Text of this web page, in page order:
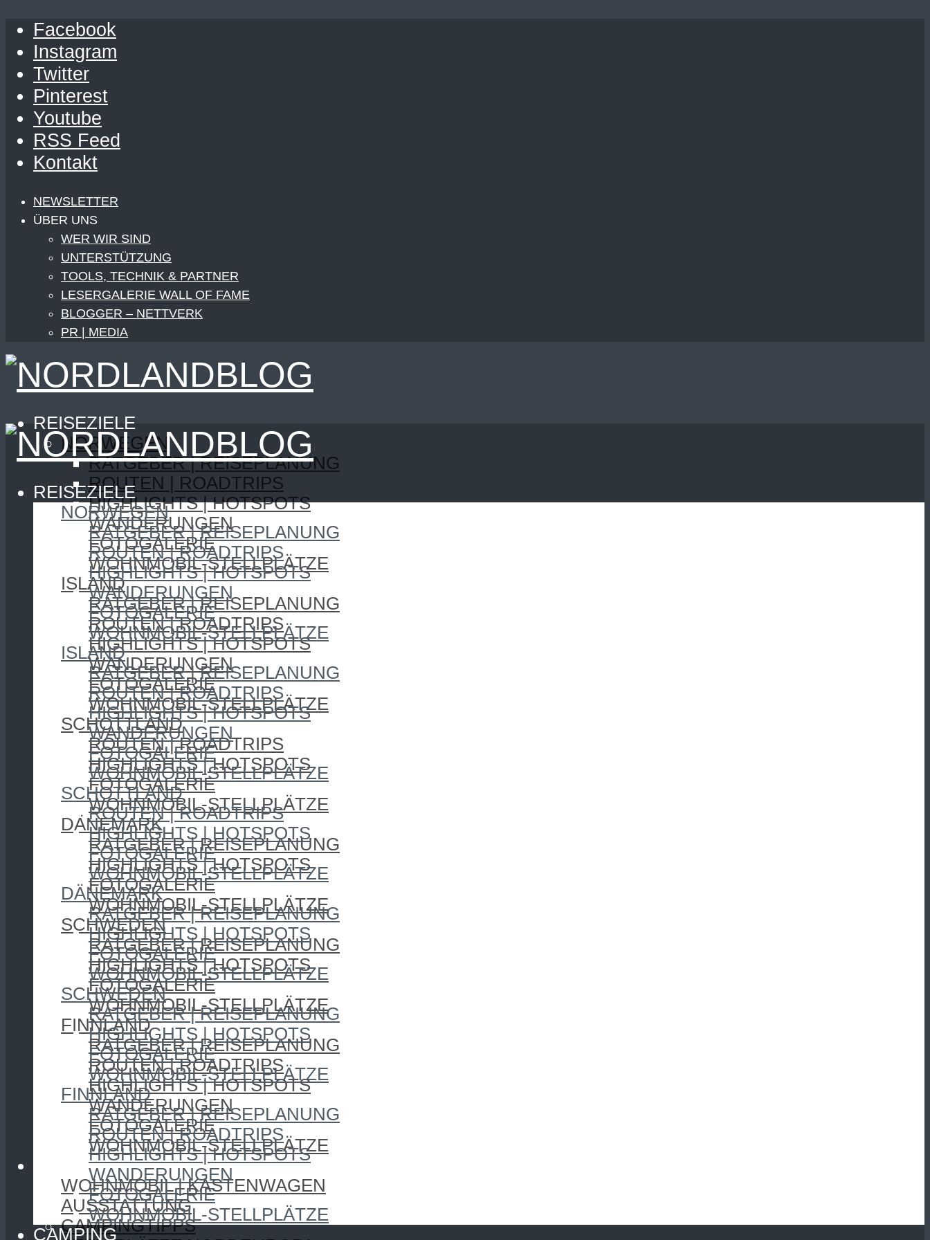
Facebook
Instagram
Twitter
Pinterest
Youtube
RSS Feed
Kontakt
NEWSLETTER
ÜBER UNS
WER WIR SIND
UNTERSTÜTZUNG
TOOLS, TECHNIK & PARTNER
LESERGALERIE WALL OF FAME
BLOGGER – NETTVERK
PR | MEDIA
REISEZIELE
NORWEGEN
RATGEBER | REISEPLANUNG
ROUTEN | ROADTRIPS
HIGHLIGHTS | HOTSPOTS
WANDERUNGEN
FOTOGALERIE
WOHNMOBIL-STELLPLÄTZE
ISLAND
RATGEBER | REISEPLANUNG
ROUTEN | ROADTRIPS
HIGHLIGHTS | HOTSPOTS
WANDERUNGEN
FOTOGALERIE
WOHNMOBIL-STELLPLÄTZE
SCHOTTLAND
ROUTEN | ROADTRIPS
HIGHLIGHTS | HOTSPOTS
FOTOGALERIE
WOHNMOBIL-STELLPLÄTZE
DÄNEMARK
RATGEBER | REISEPLANUNG
HIGHLIGHTS | HOTSPOTS
FOTOGALERIE
WOHNMOBIL-STELLPLÄTZE
SCHWEDEN
RATGEBER | REISEPLANUNG
HIGHLIGHTS | HOTSPOTS
FOTOGALERIE
WOHNMOBIL-STELLPLÄTZE
FINNLAND
RATGEBER | REISEPLANUNG
ROUTEN | ROADTRIPS
HIGHLIGHTS | HOTSPOTS
WANDERUNGEN
FOTOGALERIE
WOHNMOBIL-STELLPLÄTZE
CAMPING
WOHNMOBIL | KASTENWAGEN
AUSSTATTUNG
CAMPINGTIPPS
REISEZIELE
NORWEGEN
RATGEBER | REISEPLANUNG
ROUTEN | ROADTRIPS
HIGHLIGHTS | HOTSPOTS
WANDERUNGEN
FOTOGALERIE
WOHNMOBIL-STELLPLÄTZE
ISLAND
RATGEBER | REISEPLANUNG
ROUTEN | ROADTRIPS
HIGHLIGHTS | HOTSPOTS
WANDERUNGEN
FOTOGALERIE
WOHNMOBIL-STELLPLÄTZE
SCHOTTLAND
ROUTEN | ROADTRIPS
HIGHLIGHTS | HOTSPOTS
FOTOGALERIE
WOHNMOBIL-STELLPLÄTZE
DÄNEMARK
RATGEBER | REISEPLANUNG
HIGHLIGHTS | HOTSPOTS
FOTOGALERIE
WOHNMOBIL-STELLPLÄTZE
SCHWEDEN
RATGEBER | REISEPLANUNG
HIGHLIGHTS | HOTSPOTS
FOTOGALERIE
WOHNMOBIL-STELLPLÄTZE
FINNLAND
RATGEBER | REISEPLANUNG
ROUTEN | ROADTRIPS
HIGHLIGHTS | HOTSPOTS
WANDERUNGEN
FOTOGALERIE
WOHNMOBIL-STELLPLÄTZE
CAMPING